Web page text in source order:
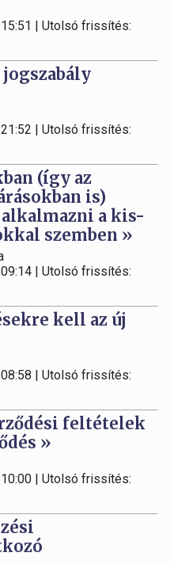
| Utolsó frissítés:
jogszabály
| Utolsó frissítés:
(így az
is)
a kis-
szemben »
| Utolsó frissítés:
kell az új
| Utolsó frissítés:
feltételek
»
| Utolsó frissítés: